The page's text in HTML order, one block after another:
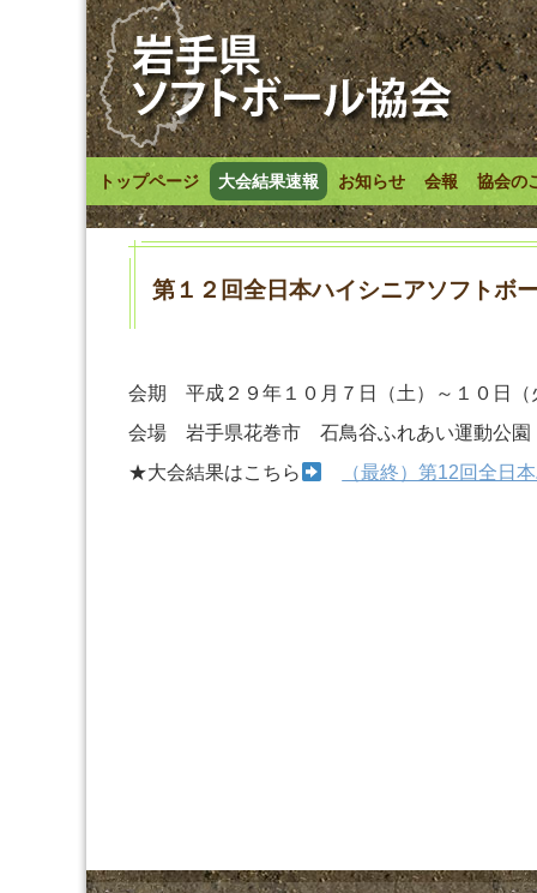
トップページ 大会結果速報 お知らせ 会報 協会の
第１２回全日本ハイシニアソフトボ
会期 平成２９年１０月７日（土）～１０日（
会場 岩手県花巻市 石鳥谷ふれあい運動公園
★大会結果はこちら
（最終）第12回全日